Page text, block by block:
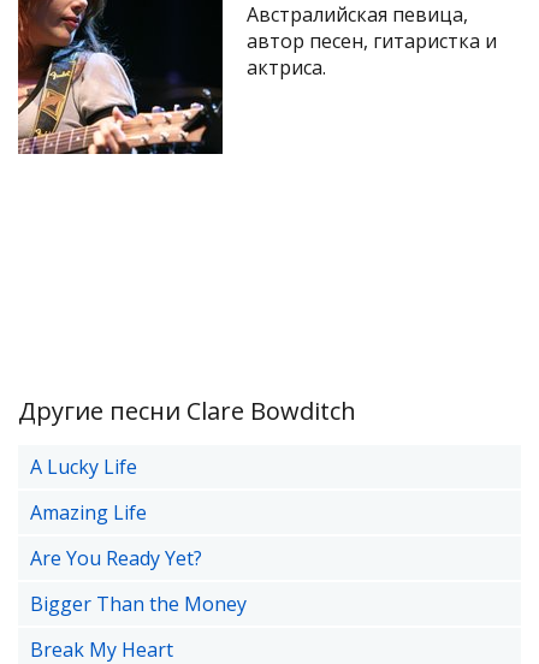
Австралийская певица,
автор песен, гитаристка и
актриса.
Другие песни Clare Bowditch
A Lucky Life
Amazing Life
Are You Ready Yet?
Bigger Than the Money
Break My Heart